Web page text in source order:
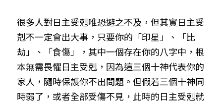
很多人對日主受剋唯恐避之不及，但其實日主受
剋不一定會出大事，只要你的「印星」、「比
劫」、「食傷」，其中一個存在你的八字中，根
本無需畏懼日主受剋，因為這三個十神代表你的
家人，隨時保謢你不出問題。但假若三個十神同
時弱了，或者全部受傷不見，此時的日主受剋就